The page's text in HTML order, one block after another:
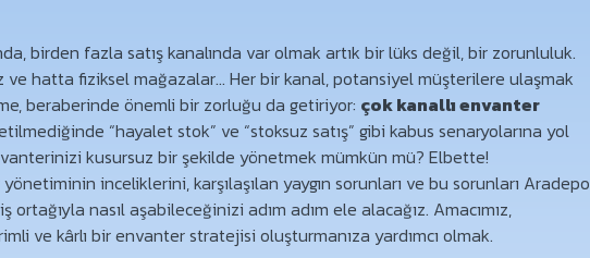
birden fazla satış kanalında var olmak artık bir lüks değil, bir zorunluluk.
ve hatta fiziksel mağazalar… Her bir kanal, potansiyel müşterilere ulaşmak
beraberinde önemli bir zorluğu da getiriyor: çok kanallı envanter
“hayalet stok” ve “stoksuz satış” gibi kabus senaryolarına yol
kusursuz bir şekilde yönetmek mümkün mü? Elbette!
inceliklerini, karşılaşılan yaygın sorunları ve bu sorunları Aradepo
nasıl aşabileceğinizi adım adım ele alacağız. Amacımız,
ve kârlı bir envanter stratejisi oluşturmanıza yardımcı olmak.